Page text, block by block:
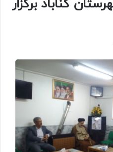
گناباد برگزار